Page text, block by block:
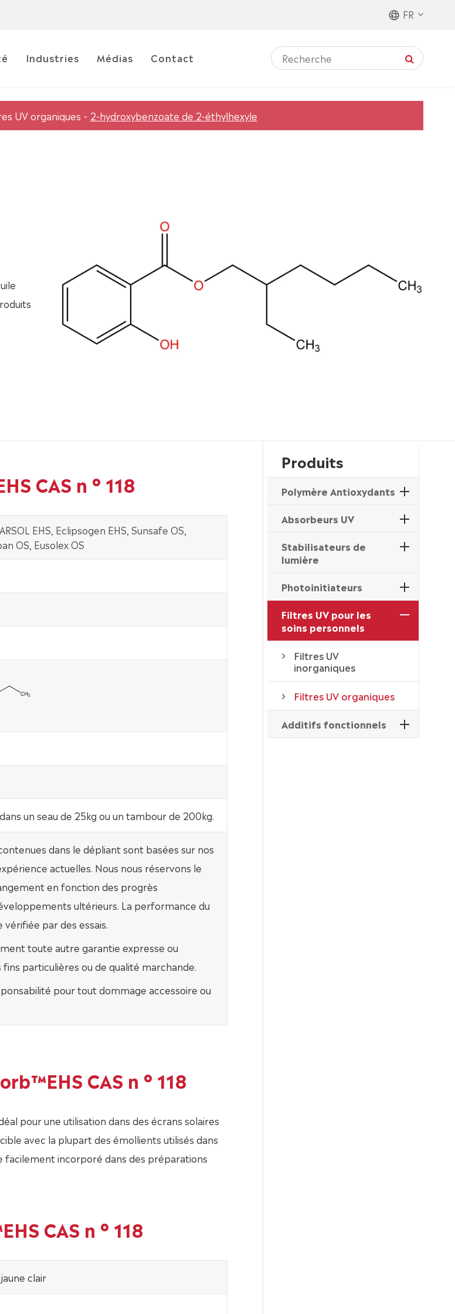
FR
Industries Médias Contact
UV organiques 2-hydroxybenzoate de 2-éthylhexyle
CAS n ° 118
EHS, Eclipsogen EHS, Sunsafe OS,
OS, Eusolex OS
un seau de 25kg ou un tambour de 200kg.
dans le dépliant sont basées sur nos
actuelles. Nous nous réservons le
en fonction des progrès
ultérieurs. La performance du
par des essais.
toute autre garantie expresse ou
particulières ou de qualité marchande.
pour tout dommage accessoire ou
CAS n ° 118
pour une utilisation dans des écrans solaires
avec la plupart des émollients utilisés dans
facilement incorporé dans des préparations
CAS n ° 118
clair
Produits
Polymère Antioxydants
Absorbeurs UV
Stabilisateurs de
lumière
Photoinitiateurs
Filtres UV pour les
soins personnels
Filtres UV
inorganiques
Filtres UV organiques
Additifs fonctionnels